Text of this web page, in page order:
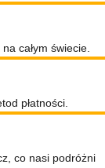
całym świecie.
płatności.
co nasi podróżni